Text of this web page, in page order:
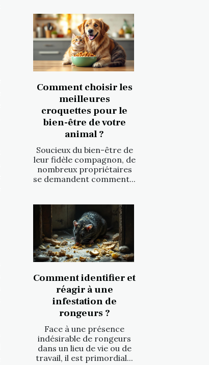
Comment choisir les
meilleures
croquettes pour le
bien-être de votre
animal ?
Soucieux du bien-être de
leur fidèle compagnon, de
nombreux propriétaires
se demandent comment...
Comment identifier et
réagir à une
infestation de
rongeurs ?
Face à une présence
indésirable de rongeurs
dans un lieu de vie ou de
travail, il est primordial...